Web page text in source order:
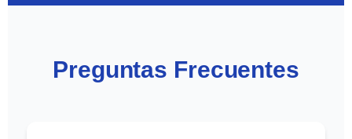
Preguntas Frecuentes